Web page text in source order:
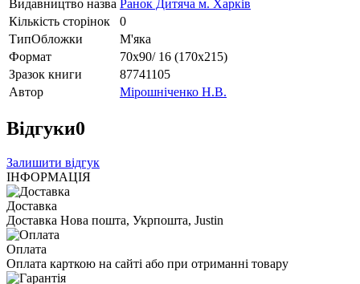
Видавництво назва Ранок Дитяча м. Харків
Кількість сторінок
0
ТипОбложки
М'яка
Формат
70х90/ 16 (170х215)
Зразок книги
87741105
Автор
Мірошніченко Н.В.
Відгуки0
Залишити відгук
ІНФОРМАЦІЯ
Доставка
Доставка Нова пошта, Укрпошта, Justin
Оплата
Оплата карткою на сайті або при отриманні товару